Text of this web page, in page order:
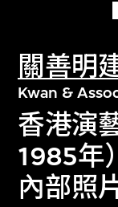
關善明
Kwan &
香港演
1985年
內部照